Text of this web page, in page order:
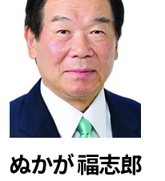
ぬかが 福志郎